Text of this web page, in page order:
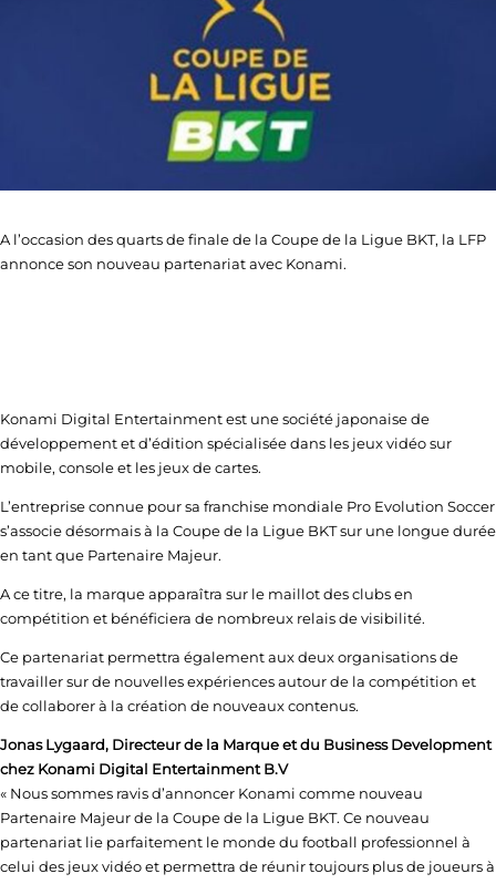
A l’occasion des quarts de finale de la Coupe de la Ligue BKT, la LFP
annonce son nouveau partenariat avec Konami.
Konami Digital Entertainment est une société japonaise de
développement et d’édition spécialisée dans les jeux vidéo sur
mobile, console et les jeux de cartes.
L’entreprise connue pour sa franchise mondiale Pro Evolution Soccer
s’associe désormais à la Coupe de la Ligue BKT sur une longue durée
en tant que Partenaire Majeur.
A ce titre, la marque apparaîtra sur le maillot des clubs en
compétition et bénéficiera de nombreux relais de visibilité.
Ce partenariat permettra également aux deux organisations de
travailler sur de nouvelles expériences autour de la compétition et
de collaborer à la création de nouveaux contenus.
Jonas Lygaard, Directeur de la Marque et du Business Development
chez Konami Digital Entertainment B.V
« Nous sommes ravis d’annoncer Konami comme nouveau
Partenaire Majeur de la Coupe de la Ligue BKT. Ce nouveau
partenariat lie parfaitement le monde du football professionnel à
celui des jeux vidéo et permettra de réunir toujours plus de joueurs à